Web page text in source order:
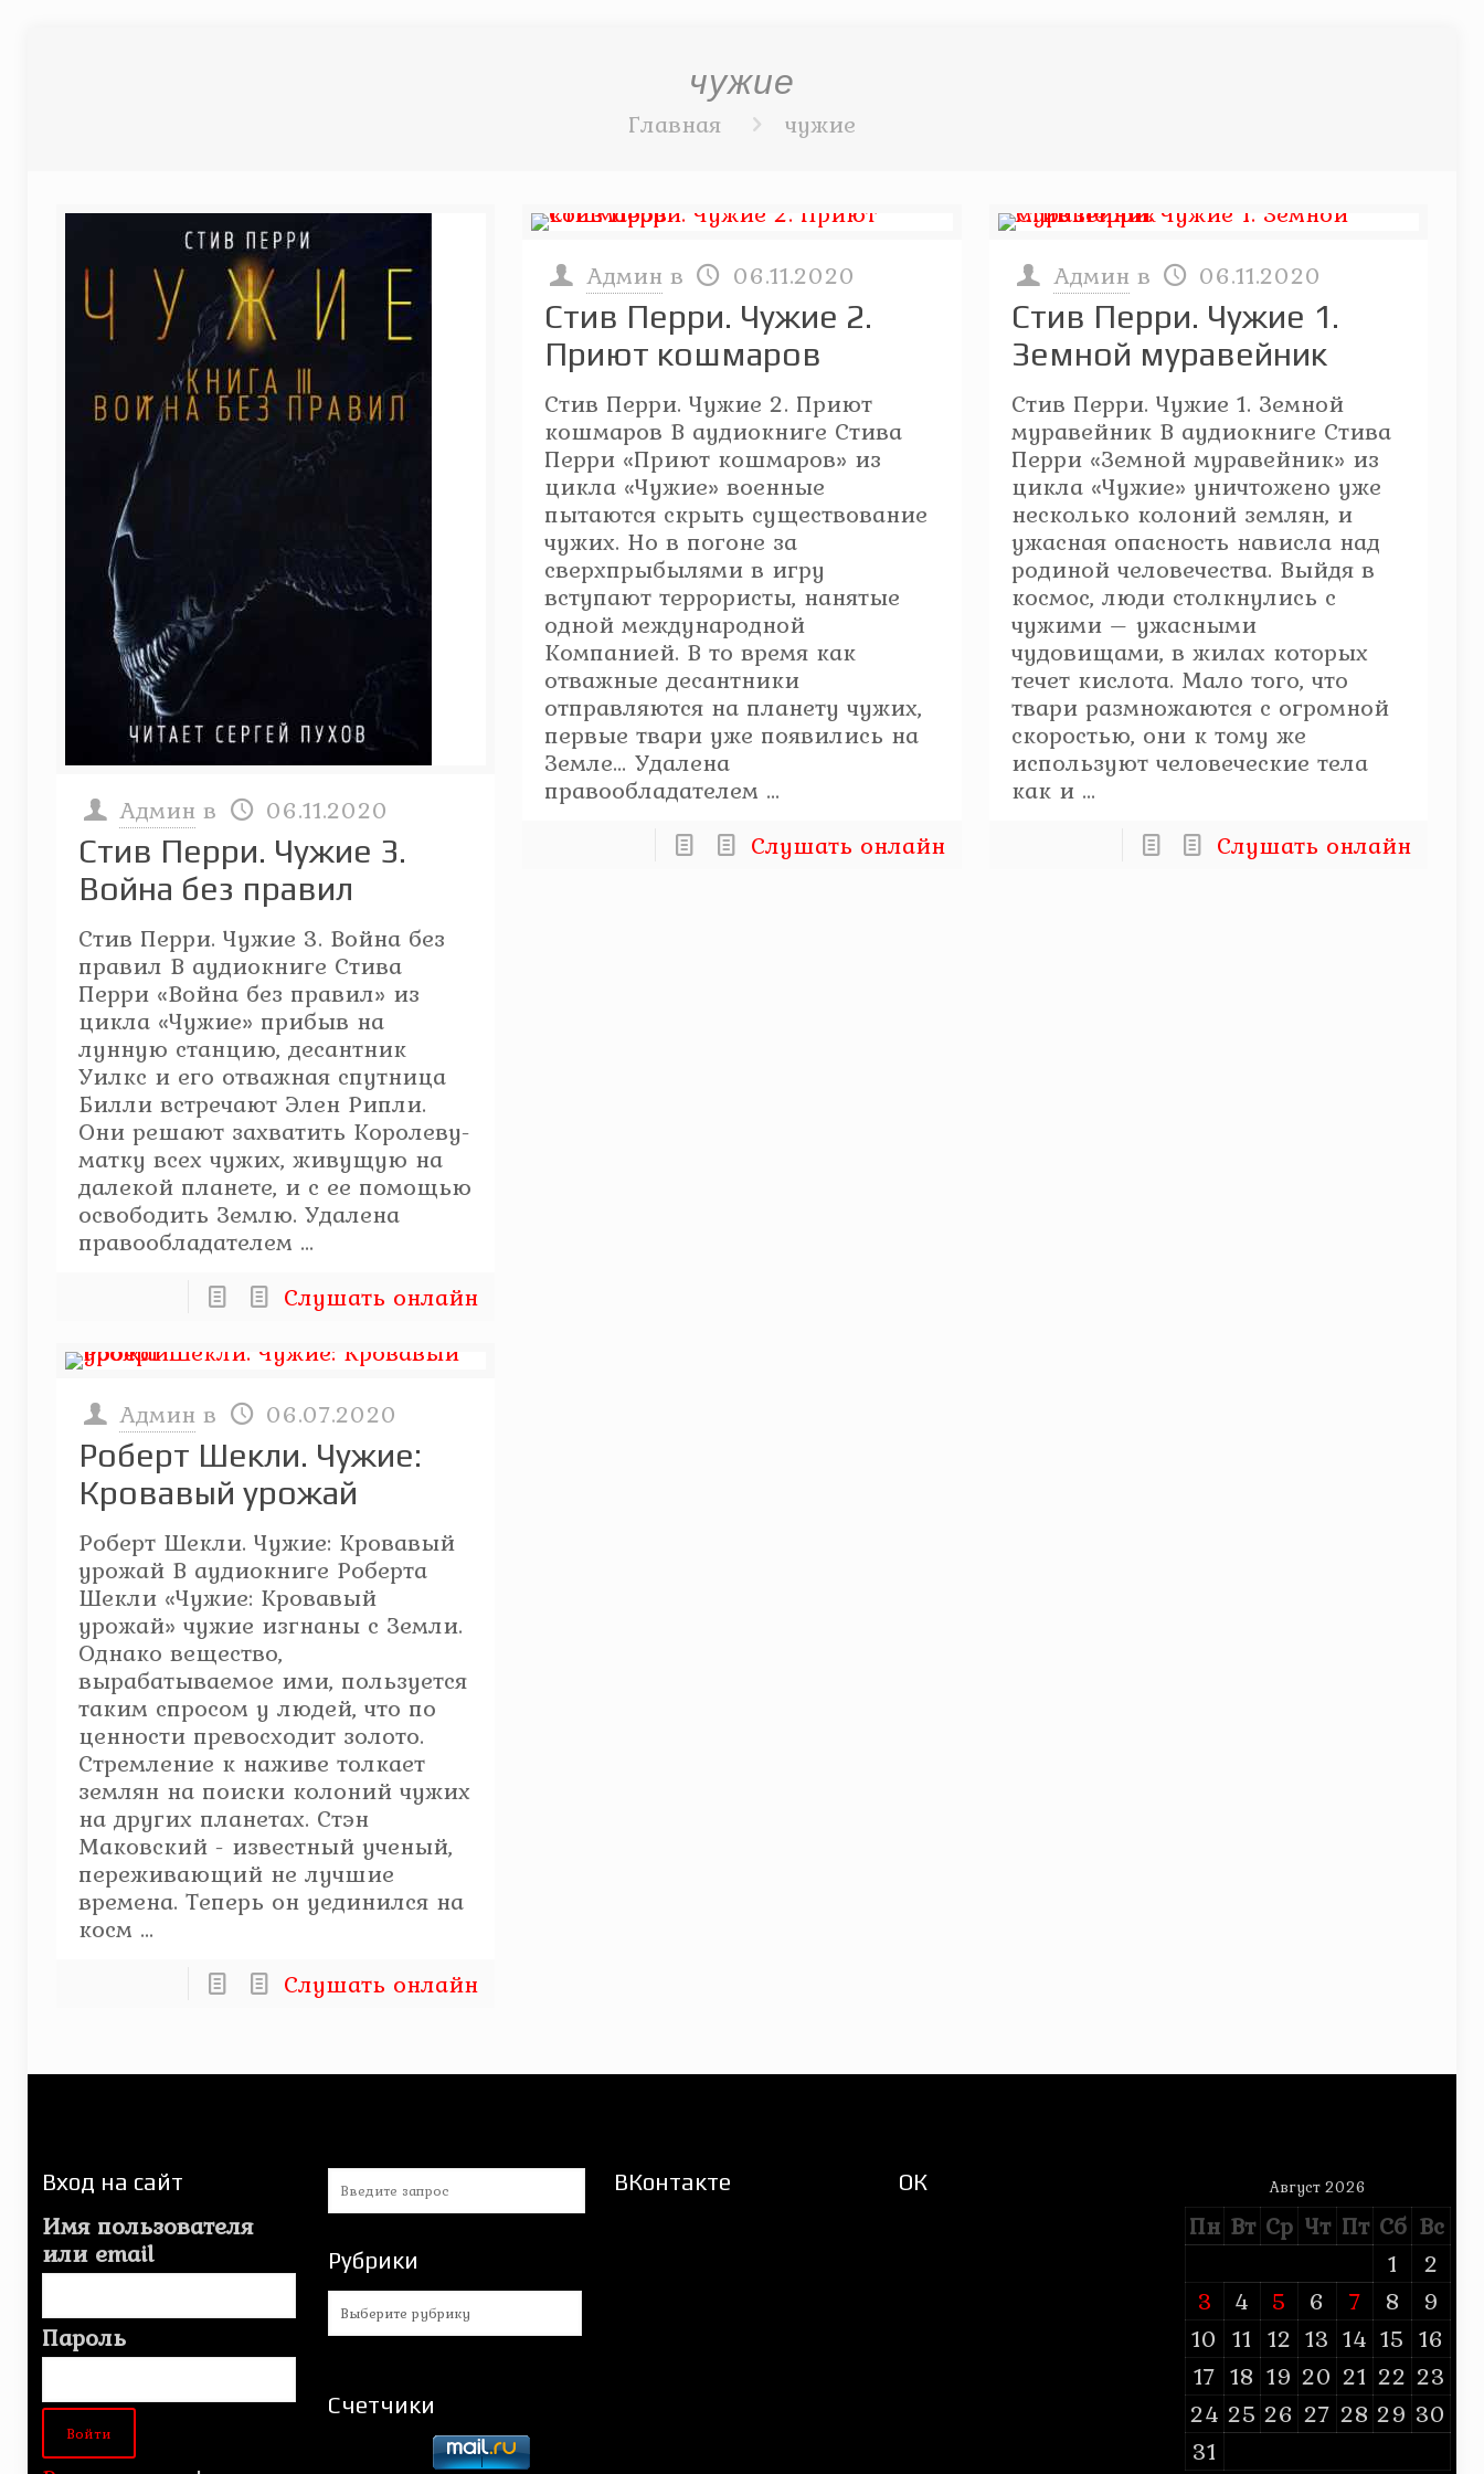
чужие
Главная чужие
Админ в 06.11.2020
Стив Перри. Чужие 3.
Война без правил
Стив Перри. Чужие 3. Война без
правил В аудиокниге Стива
Перри «Война без правил» из
цикла «Чужие» прибыв на
лунную станцию, десантник
Уилкс и его отважная спутница
Билли встречают Элен Рипли.
Они решают захватить Королеву-
матку всех чужих, живущую на
далекой планете, и с ее помощью
освободить Землю. Удалена
правообладателем ...
Слушать онлайн
Админ в 06.11.2020
Стив Перри. Чужие 2.
Приют кошмаров
Стив Перри. Чужие 2. Приют
кошмаров В аудиокниге Стива
Перри «Приют кошмаров» из
цикла «Чужие» военные
пытаются скрыть существование
чужих. Но в погоне за
сверхпрыбылями в игру
вступают террористы, нанятые
одной международной
Компанией. В то время как
отважные десантники
отправляются на планету чужих,
первые твари уже появились на
Земле… Удалена
правообладателем ...
Слушать онлайн
Админ в 06.11.2020
Стив Перри. Чужие 1.
Земной муравейник
Стив Перри. Чужие 1. Земной
муравейник В аудиокниге Стива
Перри «Земной муравейник» из
цикла «Чужие» уничтожено уже
несколько колоний землян, и
ужасная опасность нависла над
родиной человечества. Выйдя в
космос, люди столкнулись с
чужими – ужасными
чудовищами, в жилах которых
течет кислота. Мало того, что
твари размножаются с огромной
скоростью, они к тому же
используют человеческие тела
как и ...
Слушать онлайн
Админ в 06.07.2020
Роберт Шекли. Чужие:
Кровавый урожай
Роберт Шекли. Чужие: Кровавый
урожай В аудиокниге Роберта
Шекли «Чужие: Кровавый
урожай» чужие изгнаны с Земли.
Однако вещество,
вырабатываемое ими, пользуется
таким спросом у людей, что по
ценности превосходит золото.
Стремление к наживе толкает
землян на поиски колоний чужих
на других планетах. Стэн
Маковский - известный ученый,
переживающий не лучшие
времена. Теперь он уединился на
косм ...
Слушать онлайн
Вход на сайт
Имя пользователя
или email
Пароль
Рубрики
Рубрики
Счетчики
ВКонтакте ОК Август 2026
Пн Вт Ср Чт Пт Сб Вс
1
2
3
4 5 6 7 8
9
10 11 12 13 14 15 16
17 18 19 20 21 22 23
24 25 26 27 28 29 30
31